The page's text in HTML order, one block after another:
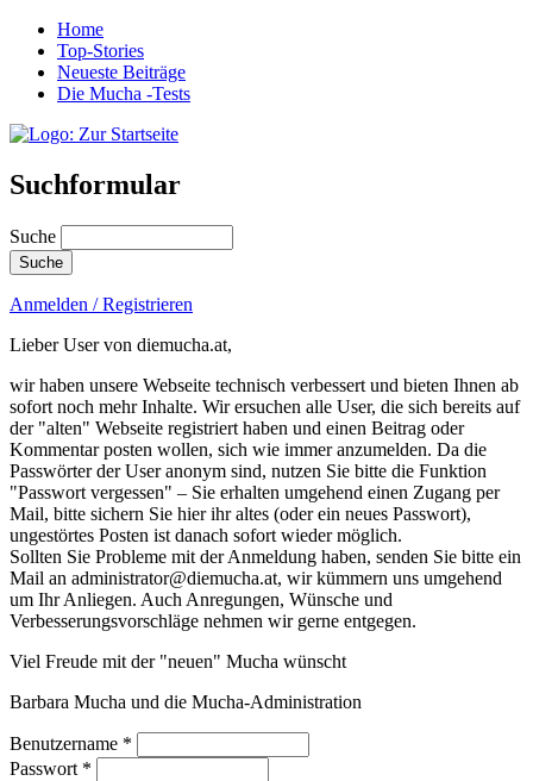
Home
Top-Stories
Neueste Beiträge
Die Mucha -Tests
Suchformular
Suche
Anmelden / Registrieren
Lieber User von diemucha.at,
wir haben unsere Webseite technisch verbessert und bieten Ihnen ab
sofort noch mehr Inhalte. Wir ersuchen alle User, die sich bereits auf
der "alten" Webseite registriert haben und einen Beitrag oder
Kommentar posten wollen, sich wie immer anzumelden. Da die
Passwörter der User anonym sind, nutzen Sie bitte die Funktion
"Passwort vergessen" – Sie erhalten umgehend einen Zugang per
Mail, bitte sichern Sie hier ihr altes (oder ein neues Passwort),
ungestörtes Posten ist danach sofort wieder möglich.
Sollten Sie Probleme mit der Anmeldung haben, senden Sie bitte ein
Mail an administrator@diemucha.at, wir kümmern uns umgehend
um Ihr Anliegen. Auch Anregungen, Wünsche und
Verbesserungsvorschläge nehmen wir gerne entgegen.
Viel Freude mit der "neuen" Mucha wünscht
Barbara Mucha und die Mucha-Administration
Benutzername *
Passwort *